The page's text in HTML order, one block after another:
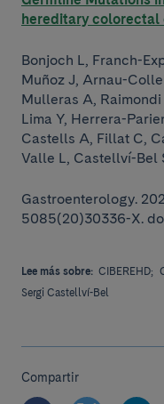
hereditary colorectal
Bonjoch L, Franch-
Muñoz J, Arnau-
Mulleras A,
Lima Y, Herrera-
Castells A, Fillat C,
Valle L, Castellví-Bel
Gastroenterology.
5085(20)30336-X.
Lee más sobre: CIBEREHD;
Sergi Castellví-Bel
Compartir